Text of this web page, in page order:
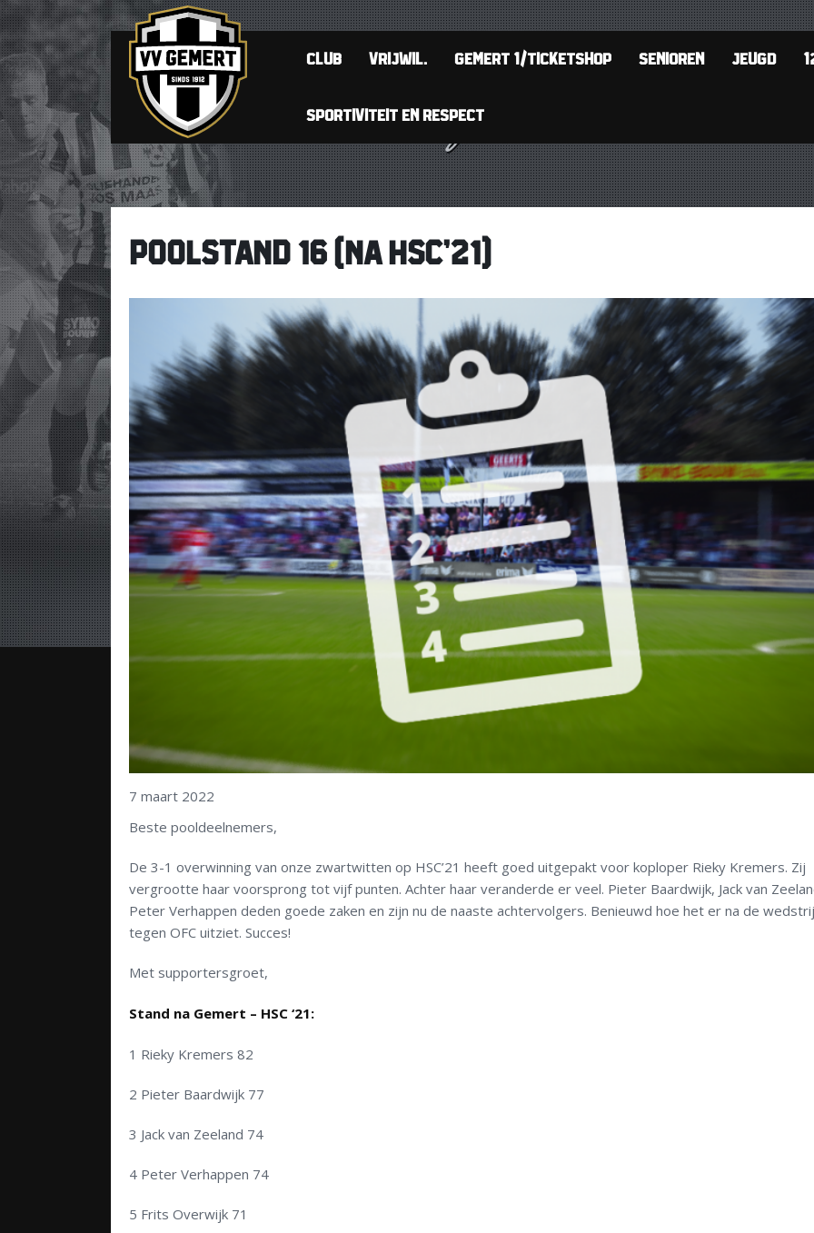
CLUB VRIJWIL. GEMERT 1/TICKETSHOP SENIOREN JEUGD
SPORTIVITEIT EN RESPECT
POOLSTAND 16 (NA HSC’21)
7 maart 2022
Beste pooldeelnemers,
De 3-1 overwinning van onze zwartwitten op HSC’21 heeft goed uitgepakt voor koploper Rieky Kremers. Zij
vergrootte haar voorsprong tot vijf punten. Achter haar veranderde er veel. Pieter Baardwijk, Jack van
Peter Verhappen deden goede zaken en zijn nu de naaste achtervolgers. Benieuwd hoe het er na de
tegen OFC uitziet. Succes!
Met supportersgroet,
Stand na Gemert – HSC ‘21:
1 Rieky Kremers 82
2 Pieter Baardwijk 77
3 Jack van Zeeland 74
4 Peter Verhappen 74
5 Frits Overwijk 71